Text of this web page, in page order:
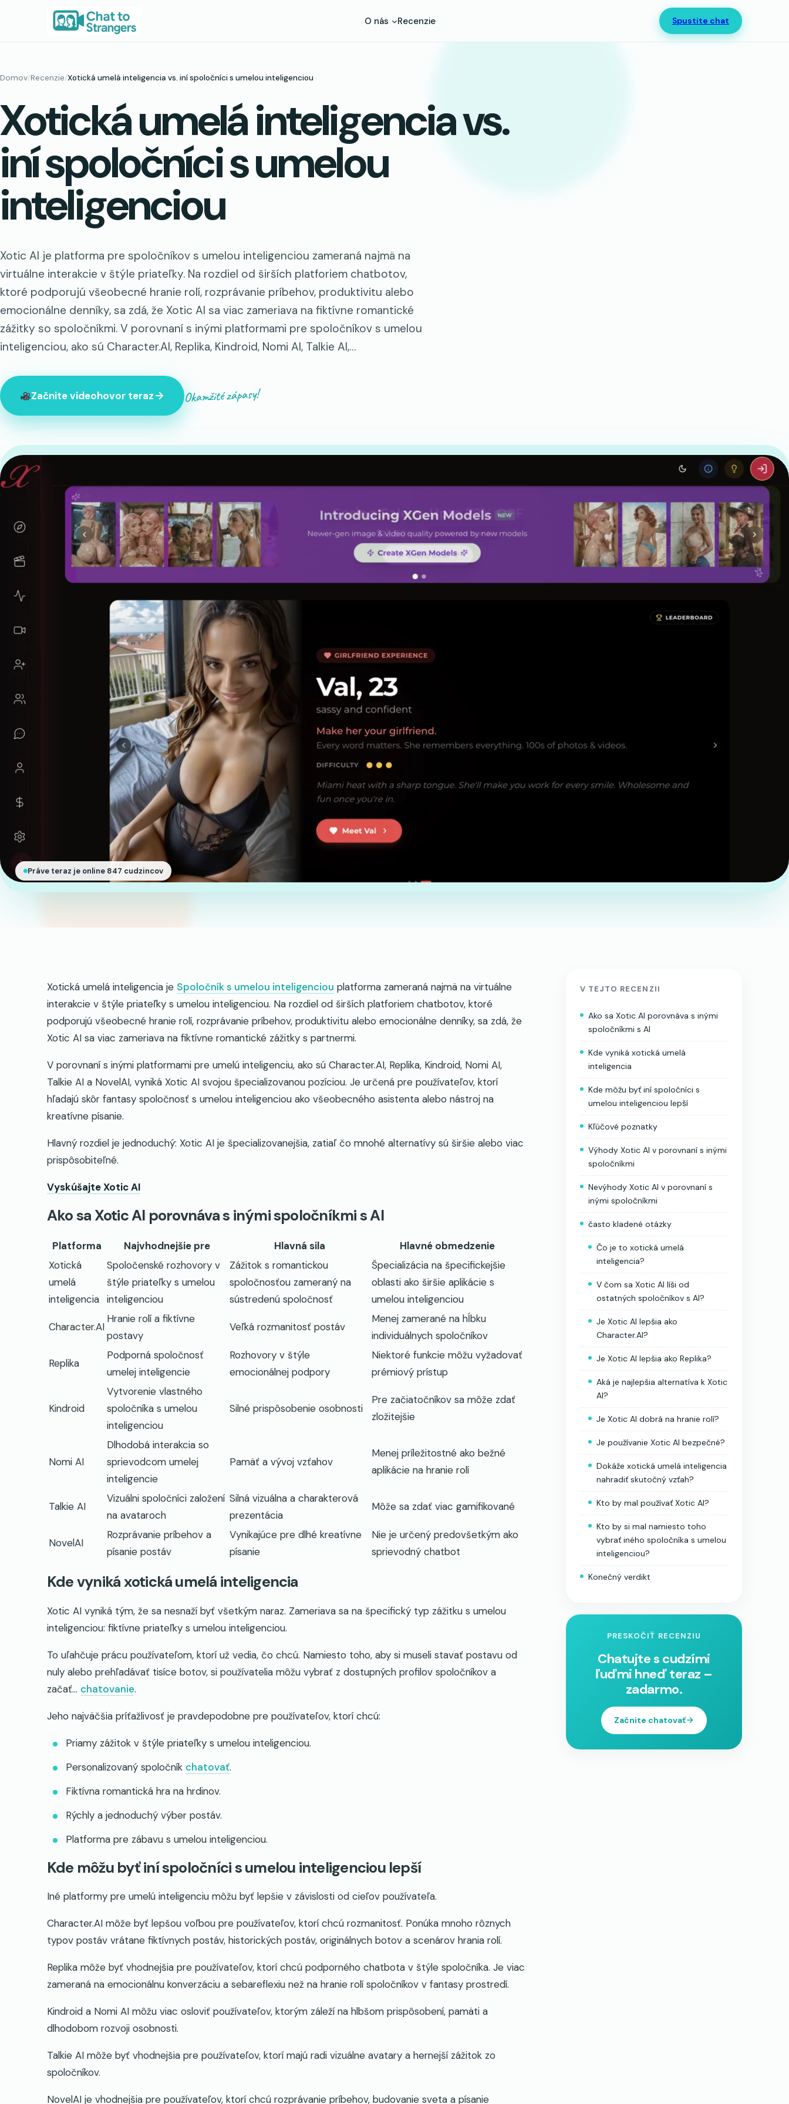
O nás Recenzie Spustite chat
Domov/Recenzie/Xotická umelá inteligencia vs. iní spoločníci s umelou inteligenciou
Xotická umelá inteligencia vs.
iní spoločníci s umelou
inteligenciou
Xotic AI je platforma pre spoločníkov s umelou inteligenciou zameraná najmä na
virtuálne interakcie v štýle priateľky. Na rozdiel od širších platforiem chatbotov,
ktoré podporujú všeobecné hranie rolí, rozprávanie príbehov, produktivitu alebo
emocionálne denníky, sa zdá, že Xotic AI sa viac zameriava na fiktívne romantické
zážitky so spoločníkmi. V porovnaní s inými platformami pre spoločníkov s umelou
inteligenciou, ako sú Character.AI, Replika, Kindroid, Nomi AI, Talkie AI,…
Začnite videohovor teraz Okamžité zápasy!
Práve teraz je online 847 cudzincov
Xotická umelá inteligencia je Spoločník s umelou inteligenciou platforma zameraná najmä na virtuálne
interakcie v štýle priateľky s umelou inteligenciou. Na rozdiel od širších platforiem chatbotov, ktoré
podporujú všeobecné hranie rolí, rozprávanie príbehov, produktivitu alebo emocionálne denníky, sa zdá, že
Xotic AI sa viac zameriava na fiktívne romantické zážitky s partnermi.
V porovnaní s inými platformami pre umelú inteligenciu, ako sú Character.AI, Replika, Kindroid, Nomi AI,
Talkie AI a NovelAI, vyniká Xotic AI svojou špecializovanou pozíciou. Je určená pre používateľov, ktorí
hľadajú skôr fantasy spoločnosť s umelou inteligenciou ako všeobecného asistenta alebo nástroj na
kreatívne písanie.
Hlavný rozdiel je jednoduchý: Xotic AI je špecializovanejšia, zatiaľ čo mnohé alternatívy sú širšie alebo viac
prispôsobiteľné.
Vyskúšajte Xotic AI
Ako sa Xotic AI porovnáva s inými spoločníkmi s AI
Platforma Najvhodnejšie pre Hlavná sila
Hlavné obmedzenie
Xotická
umelá
inteligencia
Spoločenské rozhovory v
štýle priateľky s umelou
inteligenciou
Zážitok s romantickou
spoločnosťou zameraný na
sústredenú spoločnosť
Špecializácia na špecifickejšie
oblasti ako širšie aplikácie s
umelou inteligenciou
Character.AI
Hranie rolí a fiktívne
postavy
Veľká rozmanitosť postáv
Menej zamerané na hĺbku
individuálnych spoločníkov
Replika
Podporná spoločnosť
umelej inteligencie
Rozhovory v štýle
emocionálnej podpory
Niektoré funkcie môžu vyžadovať
prémiový prístup
Kindroid
Vytvorenie vlastného
spoločníka s umelou
inteligenciou
Silné prispôsobenie osobnosti
Pre začiatočníkov sa môže zdať
zložitejšie
Nomi AI
Dlhodobá interakcia so
sprievodcom umelej
inteligencie
Pamäť a vývoj vzťahov
Menej príležitostné ako bežné
aplikácie na hranie rolí
Talkie AI
Vizuálni spoločníci založení
na avataroch
Silná vizuálna a charakterová
prezentácia
Môže sa zdať viac gamifikované
NovelAI
Rozprávanie príbehov a
písanie postáv
Vynikajúce pre dlhé kreatívne
písanie
Nie je určený predovšetkým ako
sprievodný chatbot
Kde vyniká xotická umelá inteligencia
Xotic AI vyniká tým, že sa nesnaží byť všetkým naraz. Zameriava sa na špecifický typ zážitku s umelou
inteligenciou: fiktívne priateľky s umelou inteligenciou.
To uľahčuje prácu používateľom, ktorí už vedia, čo chcú. Namiesto toho, aby si museli stavať postavu od
nuly alebo prehľadávať tisíce botov, si používatelia môžu vybrať z dostupných profilov spoločníkov a
začať... chatovanie.
Jeho najväčšia príťažlivosť je pravdepodobne pre používateľov, ktorí chcú:
Priamy zážitok v štýle priateľky s umelou inteligenciou.
Personalizovaný spoločník chatovať.
Fiktívna romantická hra na hrdinov.
Rýchly a jednoduchý výber postáv.
Platforma pre zábavu s umelou inteligenciou.
Kde môžu byť iní spoločníci s umelou inteligenciou lepší
Iné platformy pre umelú inteligenciu môžu byť lepšie v závislosti od cieľov používateľa.
Character.AI môže byť lepšou voľbou pre používateľov, ktorí chcú rozmanitosť. Ponúka mnoho rôznych
typov postáv vrátane fiktívnych postáv, historických postáv, originálnych botov a scenárov hrania rolí.
Replika môže byť vhodnejšia pre používateľov, ktorí chcú podporného chatbota v štýle spoločníka. Je viac
zameraná na emocionálnu konverzáciu a sebareflexiu než na hranie rolí spoločníkov v fantasy prostredí.
Kindroid a Nomi AI môžu viac osloviť používateľov, ktorým záleží na hlbšom prispôsobení, pamäti a
dlhodobom rozvoji osobnosti.
Talkie AI môže byť vhodnejšia pre používateľov, ktorí majú radi vizuálne avatary a hernejší zážitok zo
spoločníkov.
NovelAI je vhodnejšia pre používateľov, ktorí chcú rozprávanie príbehov, budovanie sveta a písanie
V TEJTO RECENZII
Ako sa Xotic AI porovnáva s inými
spoločníkmi s AI
Kde vyniká xotická umelá
inteligencia
Kde môžu byť iní spoločníci s
umelou inteligenciou lepší
Kľúčové poznatky
Výhody Xotic AI v porovnaní s inými
spoločníkmi
Nevýhody Xotic AI v porovnaní s
inými spoločníkmi
často kladené otázky
Čo je to xotická umelá
inteligencia?
V čom sa Xotic AI líši od
ostatných spoločníkov s AI?
Je Xotic AI lepšia ako
Character.AI?
Je Xotic AI lepšia ako Replika?
Aká je najlepšia alternatíva k Xotic
AI?
Je Xotic AI dobrá na hranie rolí?
Je používanie Xotic AI bezpečné?
Dokáže xotická umelá inteligencia
nahradiť skutočný vzťah?
Kto by mal používať Xotic AI?
Kto by si mal namiesto toho
vybrať iného spoločníka s umelou
inteligenciou?
Konečný verdikt
PRESKOČIŤ RECENZIU
Chatujte s cudzími
ľuďmi hneď teraz –
zadarmo.
Začnite chatovať